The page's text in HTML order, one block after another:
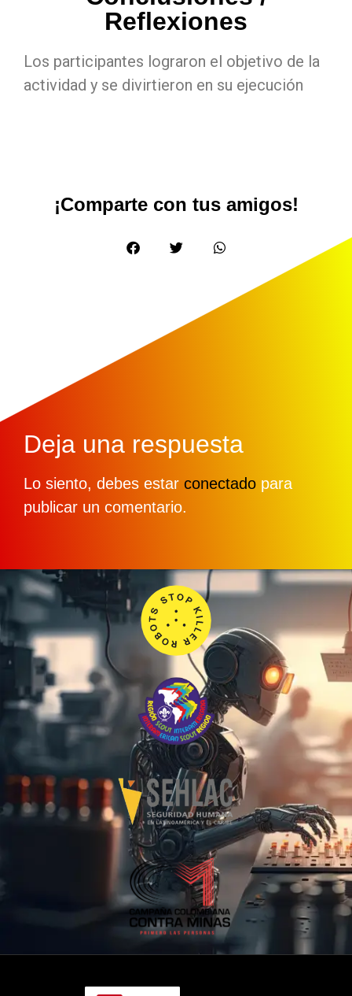
Reflexiones
Los participantes lograron el objetivo de la
actividad y se divirtieron en su ejecución
¡Comparte con tus amigos!
Deja una respuesta
Lo siento, debes estar conectado para
publicar un comentario.